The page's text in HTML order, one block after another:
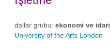
dallar grubu: ekonomi ve idari
University of the Arts London